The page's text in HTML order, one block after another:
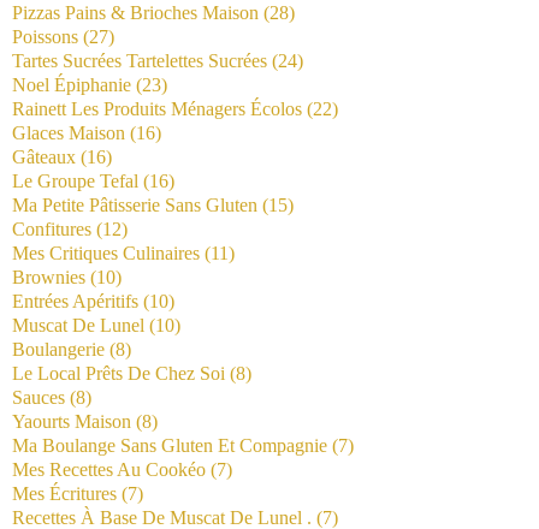
Pizzas Pains & Brioches Maison (28)
Poissons (27)
Tartes Sucrées Tartelettes Sucrées (24)
Noel Épiphanie (23)
Rainett Les Produits Ménagers Écolos (22)
Glaces Maison (16)
Gâteaux (16)
Le Groupe Tefal (16)
Ma Petite Pâtisserie Sans Gluten (15)
Confitures (12)
Mes Critiques Culinaires (11)
Brownies (10)
Entrées Apéritifs (10)
Muscat De Lunel (10)
Boulangerie (8)
Le Local Prêts De Chez Soi (8)
Sauces (8)
Yaourts Maison (8)
Ma Boulange Sans Gluten Et Compagnie (7)
Mes Recettes Au Cookéo (7)
Mes Écritures (7)
Recettes À Base De Muscat De Lunel . (7)